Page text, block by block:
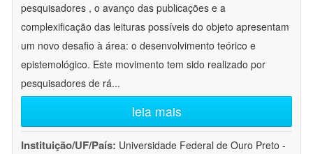
pesquisadores , o avanço das publicações e a
complexificação das leituras possíveis do objeto apresentam
um novo desafio à área: o desenvolvimento teórico e
epistemológico. Este movimento tem sido realizado por
pesquisadores de rá...
leia mais
Instituição/UF/País: Universidade Federal de Ouro Preto -